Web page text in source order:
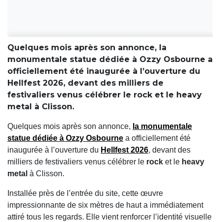
Quelques mois après son annonce, la
monumentale statue dédiée à Ozzy Osbourne a
officiellement été inaugurée à l’ouverture du
Hellfest 2026, devant des milliers de
festivaliers venus célébrer le rock et le heavy
metal à Clisson.
Quelques mois après son annonce, la monumentale
statue dédiée à Ozzy Osbourne a officiellement été
inaugurée à l’ouverture du Hellfest 2026, devant des
milliers de festivaliers venus célébrer le rock et le heavy
metal à Clisson.
Installée près de l’entrée du site, cette œuvre
impressionnante de six mètres de haut a immédiatement
attiré tous les regards. Elle vient renforcer l’identité visuelle